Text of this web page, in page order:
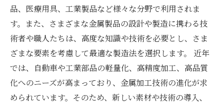
品、医療用具、工業製品など様々な分野で利用されま
す。また、さまざまな金属製品の設計や製造に携わる技
術者や職人たちは、高度な知識や技術を必要とし、さま
ざまな要素を考慮して最適な製造法を選択します。 近年
では、自動車や工業部品の軽量化、高精度加工、高品質
化へのニーズが高まっており、金属加工技術の進化が求
められています。そのため、新しい素材や技術の導入、